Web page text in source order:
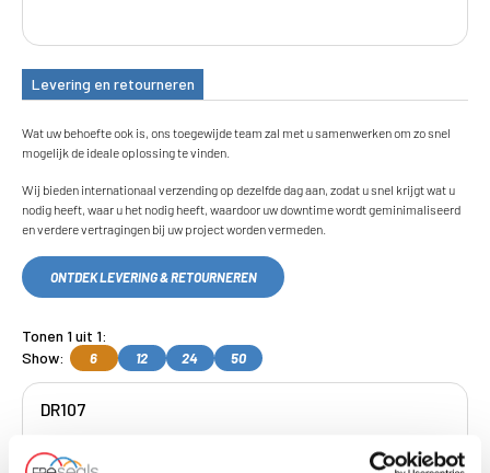
Levering en retourneren
Wat uw behoefte ook is, ons toegewijde team zal met u samenwerken om zo snel
mogelijk de ideale oplossing te vinden.
Wij bieden internationaal verzending op dezelfde dag aan, zodat u snel krijgt wat u
nodig heeft, waar u het nodig heeft, waardoor uw downtime wordt geminimaliseerd
en verdere vertragingen bij uw project worden vermeden.
ONTDEK LEVERING & RETOURNEREN
Tonen 1 uit 1:
Show:
6 12 24 50
DR107